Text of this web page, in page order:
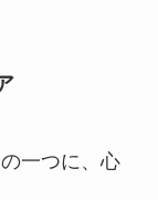
一つに、心